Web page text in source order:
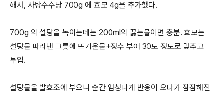
해서, 사탕수수당 700g 에 효모 4g을 추가했다.
700g 의 설탕을 녹이는데는 200ml의 끓는물이면 충분. 효모는
설탕물 따라낸 그릇에 뜨거운물+정수 부어 30도 정도로 맞추고
투입.
설탕물을 발효조에 부으니 순간 엄청나게 반응이 오다가 잠잠해진